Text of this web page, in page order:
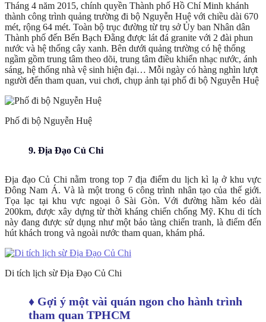
Tháng 4 năm 2015, chính quyền Thành phố Hồ Chí Minh khánh
thành công trình quảng trường đi bộ Nguyễn Huệ với chiều dài 670
mét, rộng 64 mét. Toàn bộ trục đường từ trụ sở Ủy ban Nhân dân
Thành phố đến Bến Bạch Đằng được lát đá granite với 2 đài phun
nước và hệ thống cây xanh. Bên dưới quảng trường có hệ thống
ngầm gồm trung tâm theo dõi, trung tâm điều khiển nhạc nước, ánh
sáng, hệ thống nhà vệ sinh hiện đại… Mỗi ngày có hàng nghìn lượt
người đến tham quan, vui chơi, chụp ảnh tại phố đi bộ Nguyễn Huệ
Phố đi bộ Nguyễn Huệ
9. Địa Đạo Củ Chi
Địa đạo Củ Chi nằm trong top 7 địa điểm du lịch kì lạ ở khu vực
Đông Nam Á. Và là một trong 6 công trình nhân tạo của thế giới.
Tọa lạc tại khu vực ngoại ô Sài Gòn. Với đường hầm kéo dài
200km, được xây dựng từ thời kháng chiến chống Mỹ. Khu di tích
này đang được sử dụng như một bảo tàng chiến tranh, là điểm đến
hút khách trong và ngoài nước tham quan, khám phá.
Di tích lịch sừ Địa Đạo Củ Chi
♦ Gợi ý một vài quán ngon cho hành trình
tham quan TPHCM